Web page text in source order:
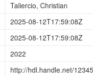
Taliercio, Christian
2025-08-12T17:59:08Z
2025-08-12T17:59:08Z
2022
http://hdl.handle.net/